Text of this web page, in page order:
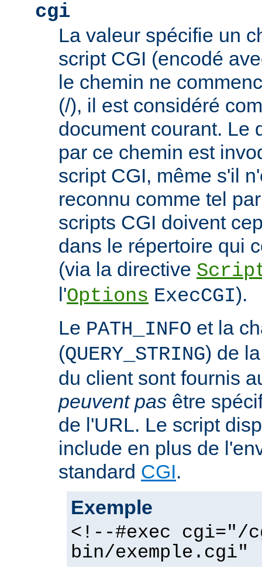
cgi
La valeur spécifie un
script CGI (encodé
le chemin ne
(/), il est considéré
document courant. Le
par ce chemin est
script CGI, même s'il
reconnu comme tel
scripts CGI doivent
dans le répertoire qui
(via la directive
l'Options ExecCGI).
Le PATH_INFO et la
(QUERY_STRING) de
du client sont fournis
peuvent pas être
de l'URL. Le script
include en plus de
standard CGI.
Exemple
<!--#exec cgi="/
bin/exemple.cgi"